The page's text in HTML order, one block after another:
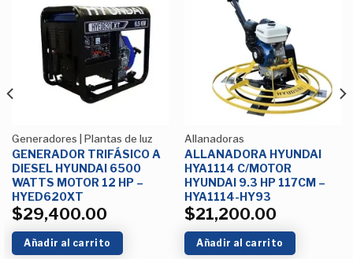
Añadir
a la
Lista de
deseos
Generadores | Plantas de luz
GENERADOR TRIFÁSICO A
DIESEL HYUNDAI 6500
WATTS MOTOR 12 HP –
HYED620XT
$29,400.00
Añadir al carrito
Allanadoras
ALLANADORA HYUNDAI
HYA1114 C/MOTOR
HYUNDAI 9.3 HP 117CM –
HYA1114-HY93
$21,200.00
Añadir al carrito